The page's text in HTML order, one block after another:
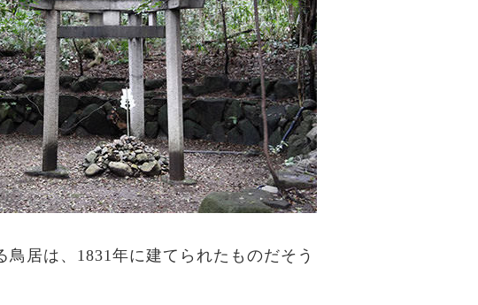
鳥居は、1831年に建てられたものだそう